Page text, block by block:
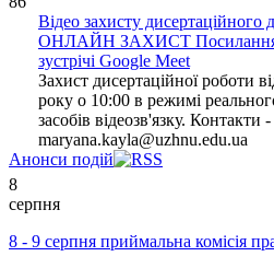
Відео захисту дисертаційного
ОНЛАЙН ЗАХИСТ Посилання
зустрічі Google Meet
Захист дисертаційної роботи
року о 10:00 в режимі
засобів відеозв'язку. Контакти -
maryana.kayla@uzhnu.edu.ua
Анонси подій
8
серпня
8 - 9 серпня приймальна комісія